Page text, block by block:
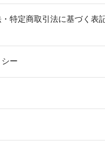
特定商取引法に基づく表
ー